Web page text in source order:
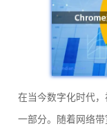
在当今数字化时代
一部分。随着网络